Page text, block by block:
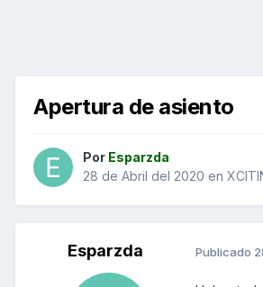
Apertura de asiento
Por Esparzda
28 de Abril del 2020 en
Esparzda Publicado